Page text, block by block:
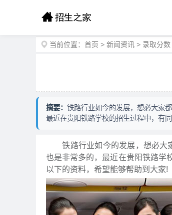
当前位置： 首页 > 新闻资讯 > 录取分数
摘要： 铁路行业如今的发展，想必大家
最近在贵阳铁路学校的招生过程中，有同
铁路行业如今的发展，想必大家
也是非常多的，最近在贵阳铁路学
以下的资料，希望能够帮助到大家!